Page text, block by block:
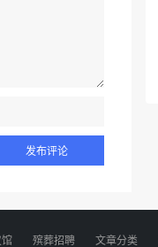
殡葬招聘 文章分类